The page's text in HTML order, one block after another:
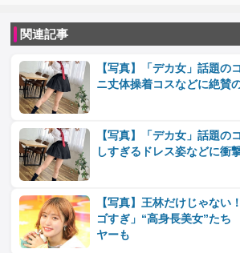
関連記事
【写真】「デカ女」話題の
ニ丈体操着コスなどに絶賛
【写真】「デカ女」話題の
しすぎるドレス姿などに衝
【写真】王林だけじゃな
ゴすぎ」“高身長美女”た
ヤーも